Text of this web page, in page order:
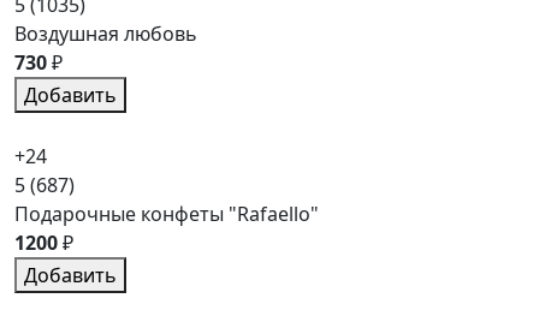
Воздушная любовь
730₽
Добавить
+24
5(687)
Подарочные конфеты "Rafaello"
1200₽
Добавить